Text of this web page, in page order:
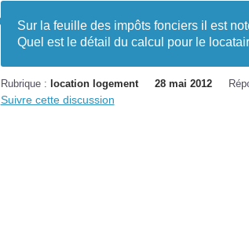
Sur la feuille des impôts fonciers il est
Quel est le détail du calcul pour le
Rubrique : location logement 28 mai 2012
Suivre cette discussion